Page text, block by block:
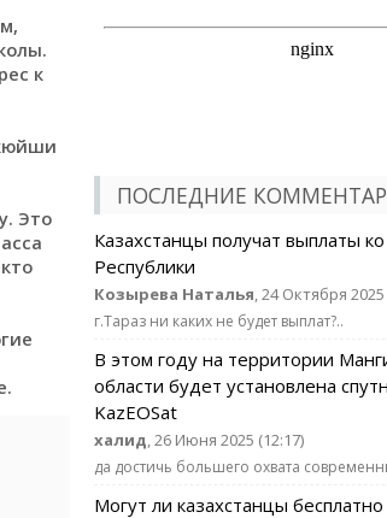
к
Это
ПОСЛЕДНИЕ
Казахстанцы получат выплаты
Республики
Козырева Наталья, 24 Октября 2025
г.Тараз ни каких не будет выплат?..
В этом году на территории
области будет установлена
KazEOSat
халид, 26 Июня 2025 (12:17)
да достичь большего охвата
Могут ли казахстанцы